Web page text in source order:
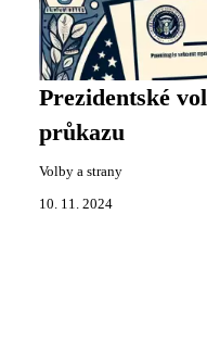
Prezidentské
průkazu
Volby a strany
10. 11. 2024